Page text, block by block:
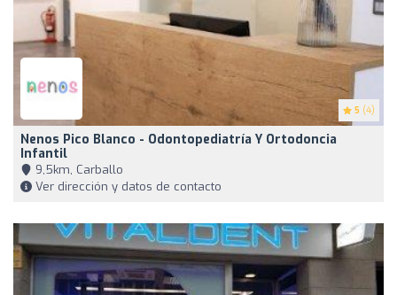
5 (4)
Nenos Pico Blanco - Odontopediatría Y Ortodoncia
Infantil
9,5km, Carballo
Ver dirección y datos de contacto